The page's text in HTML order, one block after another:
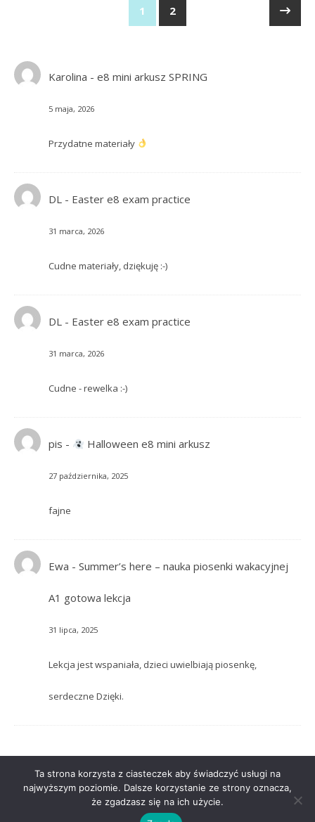
1 2
Karolina - e8 mini arkusz SPRING
5 maja, 2026
Przydatne materiały
DL- Easter e8 exam practice
31 marca, 2026
Cudne materiały, dziękuję :-)
DL- Easter e8 exam practice
31 marca, 2026
Cudne - rewelka :-)
pis - Halloween e8 mini arkusz
27 października, 2025
fajne
Ewa - Summer’s here – nauka piosenki wakacyjnej
A1 gotowa lekcja
31 lipca, 2025
Lekcja jest wspaniała, dzieci uwielbiają piosenkę,
serdeczne Dzięki.
Ashe Motyw przez WP Royal
Ta strona korzysta z ciasteczek aby świadczyć usługi na
najwyższym poziomie. Dalsze korzystanie ze strony oznacza,
że zgadzasz się na ich użycie.